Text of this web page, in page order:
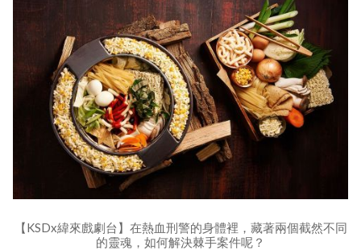
【KSDx緯來戲劇台】在熱血刑警的身體裡，藏著兩個截然不同
的靈魂，如何解決棘手案件呢？